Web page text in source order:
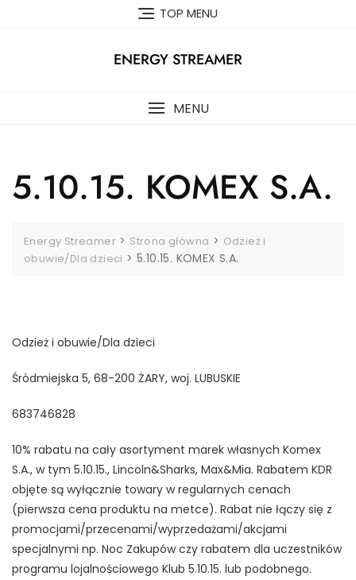
TOP MENU
ENERGY STREAMER
MENU
5.10.15. KOMEX S.A.
Energy Streamer > Strona główna > Odzież i
obuwie/Dla dzieci >5.10.15. KOMEX S.A.
Odzież i obuwie/Dla dzieci
Śródmiejska 5, 68-200 ŻARY, woj. LUBUSKIE
683746828
10% rabatu na cały asortyment marek własnych Komex
S.A., w tym 5.10.15., Lincoln&Sharks, Max&Mia. Rabatem KDR
objęte są wyłącznie towary w regularnych cenach
(pierwsza cena produktu na metce). Rabat nie łączy się z
promocjami/przecenami/wyprzedażami/akcjami
specjalnymi np. Noc Zakupów czy rabatem dla uczestników
programu lojalnościowego Klub 5.10.15. lub podobnego.